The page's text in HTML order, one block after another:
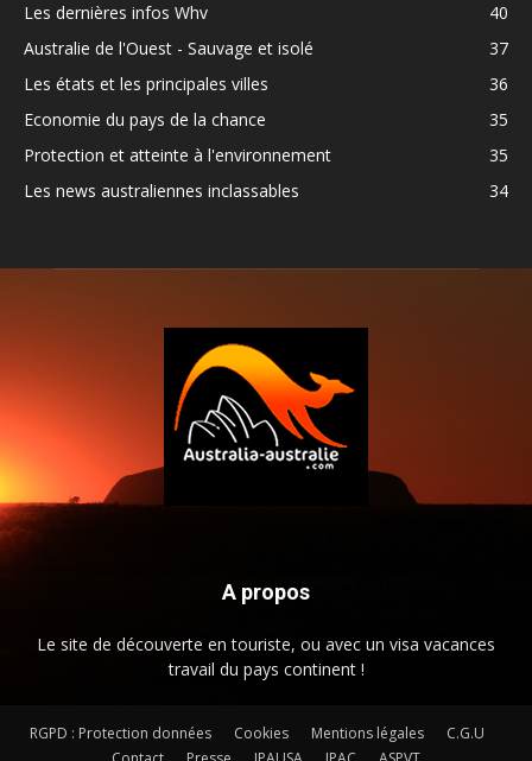
Les dernières infos Whv
40
Australie de l'Ouest - Sauvage et isolé
37
Les états et les principales villes
36
Economie du pays de la chance
35
Protection et atteinte à l'environnement
35
Les news australiennes inclassables
34
A propos
Le site de découverte en touriste, ou avec un visa vacances
travail du pays continent !
RGPD : Protection données Cookies Mentions légales
C.G.U